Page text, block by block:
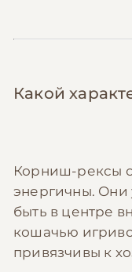
Какой
Корниш-рексы
энергичны.
быть в центре
кошачью
привязчивы к